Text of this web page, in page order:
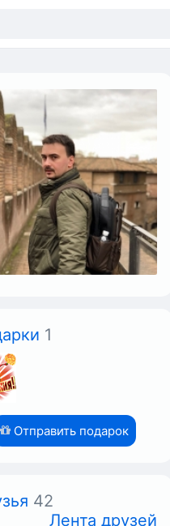
1
Отправить подарок
42
Лента друзей